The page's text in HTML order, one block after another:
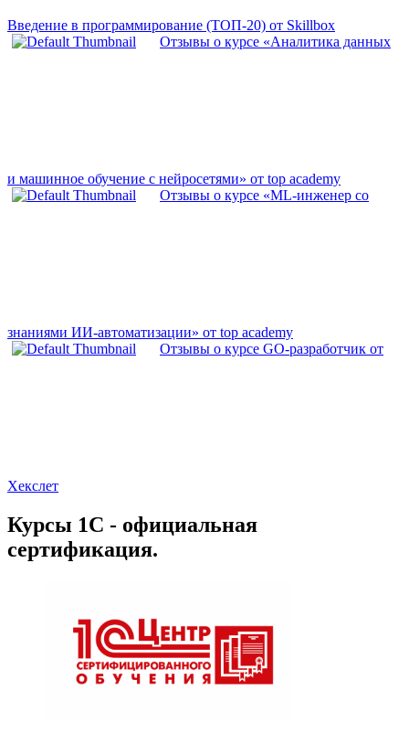
Введение в программирование (ТОП-20) от Skillbox
Отзывы о курсе «Аналитика данных
и машинное обучение с нейросетями» от top academy
Отзывы о курсе «ML-инженер со
знаниями ИИ-автоматизации» от top academy
Отзывы о курсе GO-разработчик от
Хекслет
Курсы 1С - официальная
сертификация.